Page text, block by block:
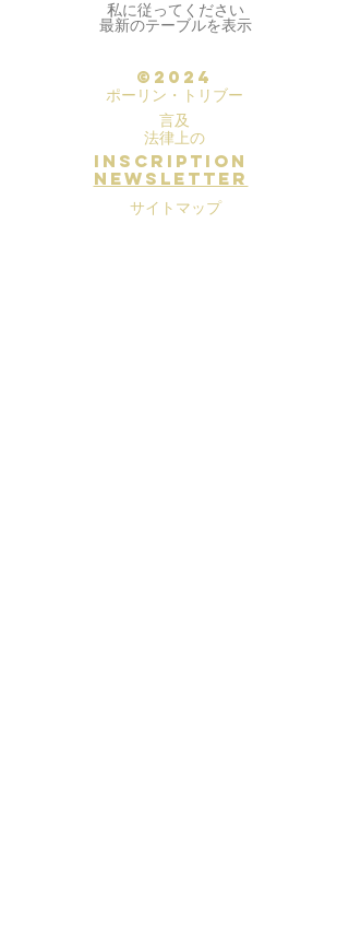
私に従ってください
最新のテーブルを表示
©2024
ポーリン・トリブー
言及
法律上の
inscription
newsletter
サイトマップ